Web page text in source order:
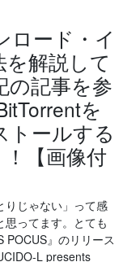
ロード・イ
解説して
の記事を参
を
トールする
【画像付
りじゃない」って感
思ってます。とても
POCUS』のリリース
L presents